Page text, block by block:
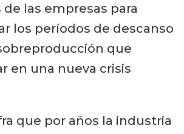
las empresas para
los períodos de descanso
que
en una nueva crisis
que por años la industria